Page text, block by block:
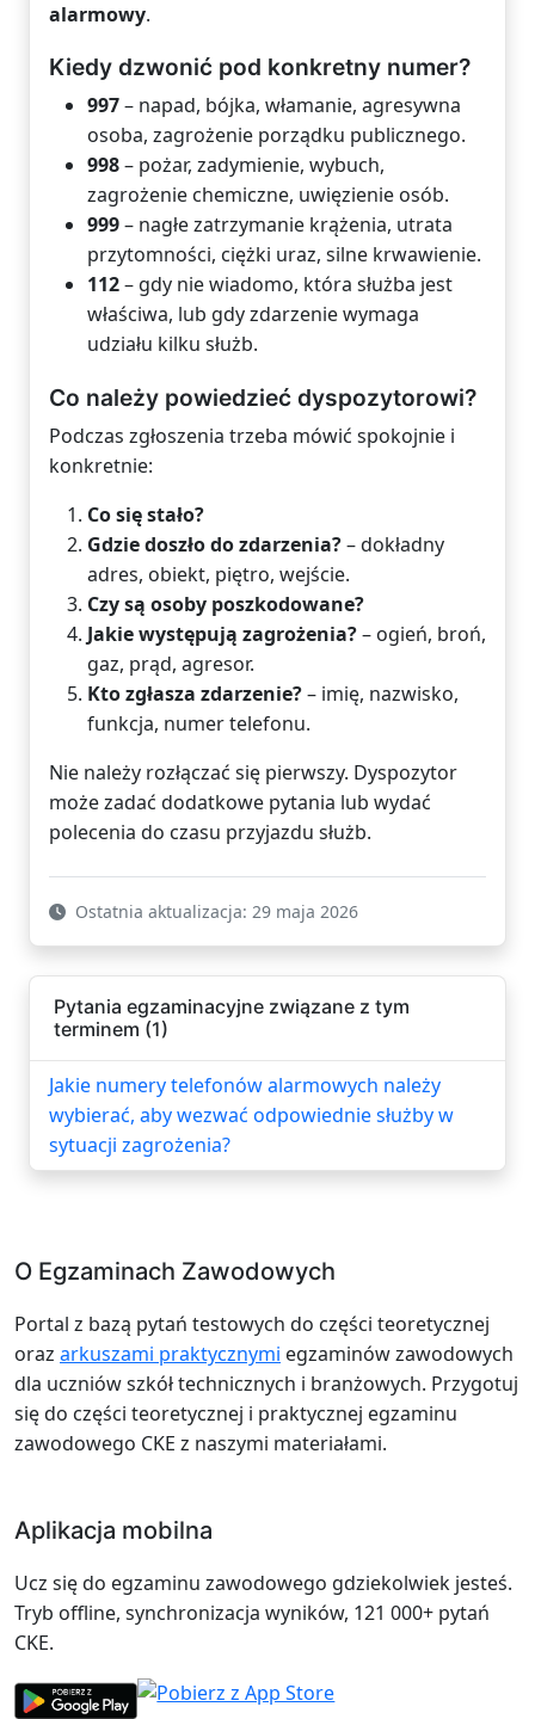
alarmowy.
Kiedy dzwonić pod konkretny numer?
997– napad, bójka, włamanie, agresywna
osoba, zagrożenie porządku publicznego.
998– pożar, zadymienie, wybuch,
zagrożenie chemiczne, uwięzienie osób.
999– nagłe zatrzymanie krążenia, utrata
przytomności, ciężki uraz, silne krwawienie.
112– gdy nie wiadomo, która służba jest
właściwa, lub gdy zdarzenie wymaga
udziału kilku służb.
Co należy powiedzieć dyspozytorowi?
Podczas zgłoszenia trzeba mówić spokojnie i
konkretnie:
Co się stało?
Gdzie doszło do zdarzenia?– dokładny
adres, obiekt, piętro, wejście.
Czy są osoby poszkodowane?
Jakie występują zagrożenia?– ogień, broń,
gaz, prąd, agresor.
Kto zgłasza zdarzenie?– imię, nazwisko,
funkcja, numer telefonu.
Nie należy rozłączać się pierwszy. Dyspozytor
może zadać dodatkowe pytania lub wydać
polecenia do czasu przyjazdu służb.
Ostatnia aktualizacja: 29 maja 2026
Pytania egzaminacyjne związane z tym
terminem (1)
Jakie numery telefonów alarmowych należy
wybierać, aby wezwać odpowiednie służby w
sytuacji zagrożenia?
O Egzaminach Zawodowych
Portal z bazą pytań testowych do części teoretycznej
oraz arkuszami praktycznymi egzaminów zawodowych
dla uczniów szkół technicznych i branżowych. Przygotuj
się do części teoretycznej i praktycznej egzaminu
zawodowego CKE z naszymi materiałami.
Aplikacja mobilna
Ucz się do egzaminu zawodowego gdziekolwiek jesteś.
Tryb offline, synchronizacja wyników, 121 000+ pytań
CKE.